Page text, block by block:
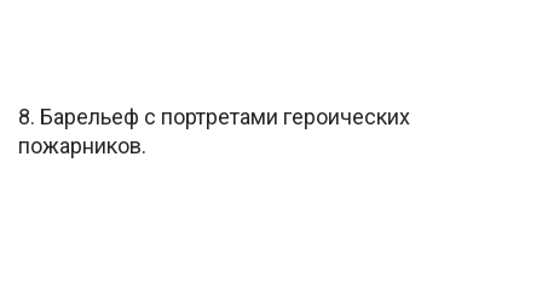
8. Барельеф с портретами героических
пожарников.